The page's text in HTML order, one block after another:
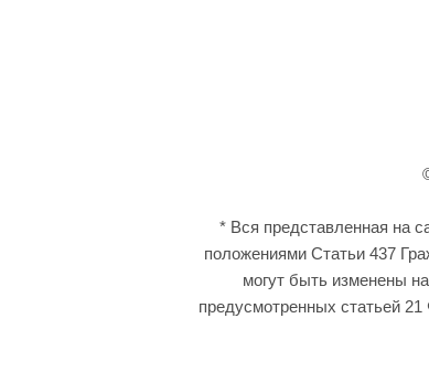
* Вся представленная на
положениями Статьи 437
могут быть изменены
предусмотренных статьей